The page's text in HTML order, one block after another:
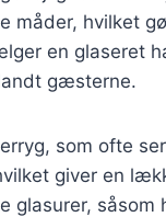
måder, hvilket
en glaseret
gæsterne.
som ofte
giver en
glasurer, såsom